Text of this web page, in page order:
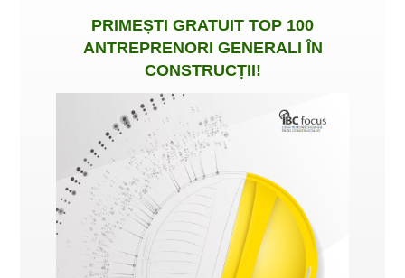
PRIMEȘTI GRATUIT TOP 100
ANTREPRENORI GENERALI ÎN
CONSTRUCȚII!